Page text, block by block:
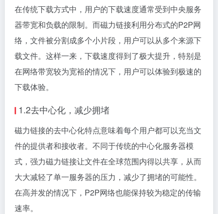
在传统下载方式中，用户的下载速度通常受到中央服务
器带宽和负载的限制。而磁力链接利用分布式的P2P网
络，文件被分割成多个小片段，用户可以从多个来源下
载文件。这样一来，下载速度得到了极大提升，特别是
在网络带宽较为宽裕的情况下，用户可以体验到极速的
下载体验。
1.2去中心化，减少拥堵
磁力链接的去中心化特点意味着每个用户都可以充当文
件的提供者和接收者。不同于传统的中心化服务器模
式，强力磁力链接让文件在全球范围内得以共享，从而
大大减轻了单一服务器的压力，减少了拥堵的可能性。
在高并发的情况下，P2P网络也能保持较为稳定的传输
速率。